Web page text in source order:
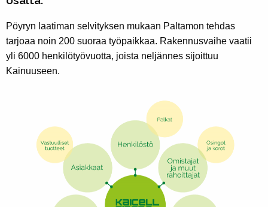
Pöyryn laatiman selvityksen mukaan Paltamon tehdas
tarjoaa noin 200 suoraa työpaikkaa. Rakennusvaihe vaatii
yli 6000 henkilötyövuotta, joista neljännes sijoittuu
Kainuuseen.